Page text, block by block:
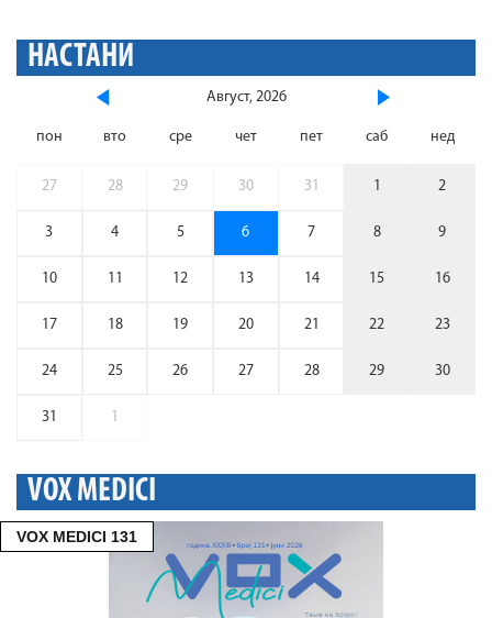
НАСТАНИ
Август, 2026
пон вто сре чет пет саб нед
27 28 29 30 31 1 2
3 4 5 6 7 8 9
10 11 12 13 14 15 16
17 18 19 20 21 22 23
24 25 26 27 28 29 30
31 1
VOX MEDICI
VOX MEDICI 131